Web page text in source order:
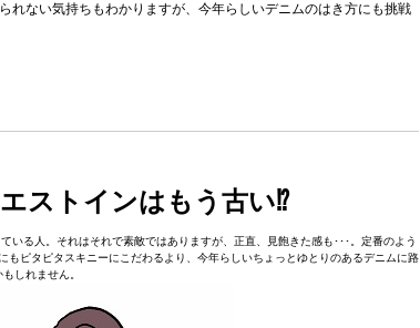
れない気持ちもわかりますが、今年らしいデニムのはき方にも挑戦
ストインはもう古い⁉
いる人。それはそれで素敵ではありますが、正直、見飽きた感も･･･。定番のよう
ピタピタスキニーにこだわるより、今年らしいちょっとゆとりのあるデニムに路
しれません。